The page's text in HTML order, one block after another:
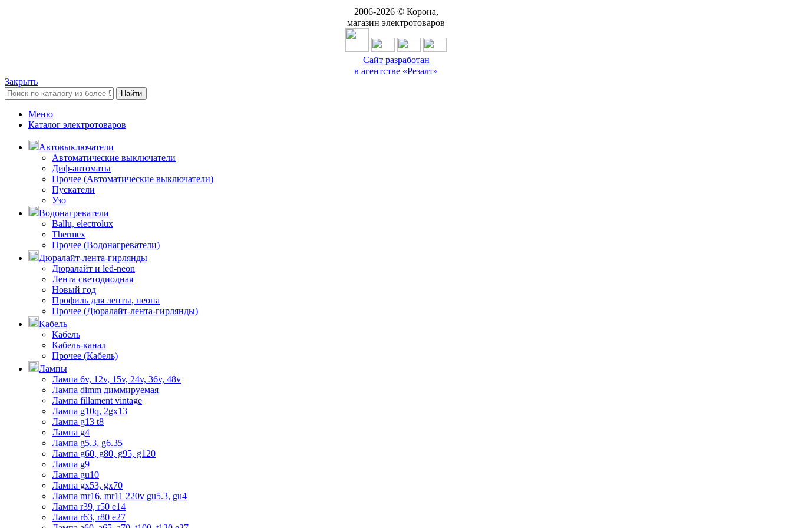
2006-2026© Корона,
магазин электротоваров
Сайт разработан
в агентстве «Резалт»
Закрыть
Найти
Меню
Каталог электротоваров
Автовыключатели
Автоматические выключатели
Диф-автоматы
Прочее (Автоматические выключатели)
Пускатели
Узо
Водонагреватели
Ballu, electrolux
Thermex
Прочее (Водонагреватели)
Дюралайт-лента-гирлянды
Дюралайт и led-neon
Лента светодиодная
Новый год
Профиль для ленты, неона
Прочее (Дюралайт-лента-гирлянды)
Кабель
Кабель
Кабель-канал
Прочее (Кабель)
Лампы
Лампа 6v, 12v, 15v, 24v, 36v, 48v
Лампа dimm диммируемая
Лампа fillament vintage
Лампа g10q, 2gx13
Лампа g13 t8
Лампа g4
Лампа g5.3, g6.35
Лампа g60, g80, g95, g120
Лампа g9
Лампа gu10
Лампа gx53, gx70
Лампа mr16, mr11 220v gu5.3, gu4
Лампа r39, r50 е14
Лампа r63, r80 е27